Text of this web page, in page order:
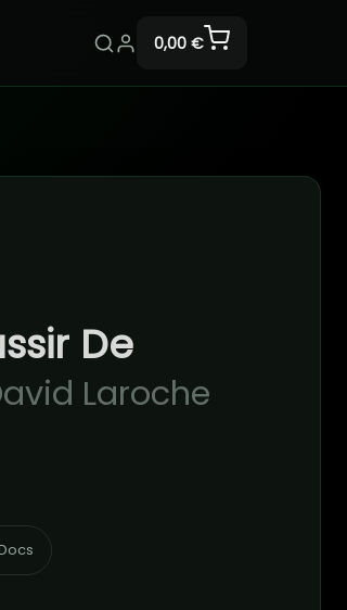
0,00 €
De
Laroche